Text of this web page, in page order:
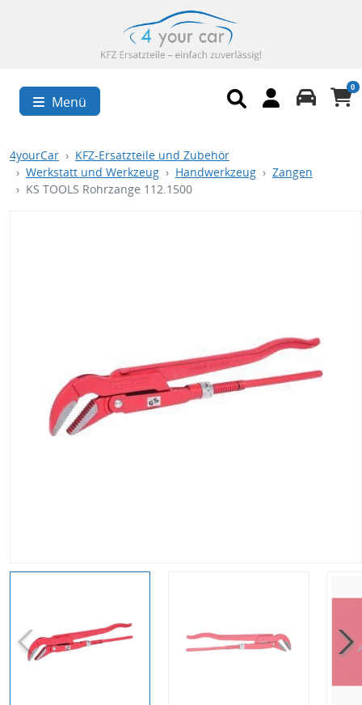
Menü
0
4yourCar
KFZ-Ersatzteile und Zubehör
Werkstatt und Werkzeug
Handwerkzeug
Zangen
KS TOOLS Rohrzange 112.1500